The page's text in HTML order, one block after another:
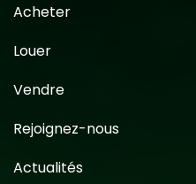
Acheter
Louer
Vendre
Rejoignez-nous
Actualités